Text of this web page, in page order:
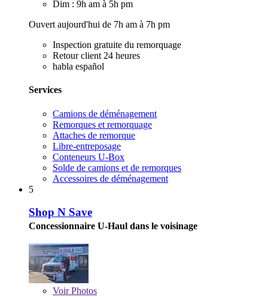
Dim : 9h am à 5h pm
Ouvert aujourd'hui de 7h am à 7h pm
Inspection gratuite du remorquage
Retour client 24 heures
habla español
Services
Camions de déménagement
Remorques et remorquage
Attaches de remorque
Libre-entreposage
Conteneurs U-Box
Solde de camions et de remorques
Accessoires de déménagement
5
Shop N Save
Concessionnaire U-Haul dans le voisinage
VoirPhotos